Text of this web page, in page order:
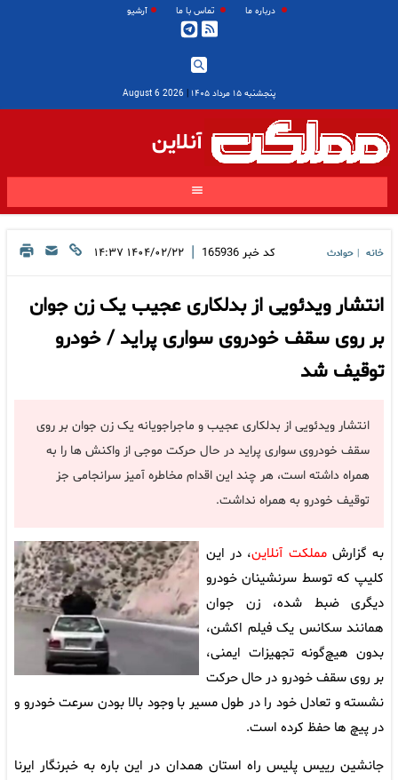
درباره ما تماس با ما آرشیو
پنجشنبه ۱۵ مرداد ۱۴۰۵ |
2026 August 6
آنلاین
خانه حوادث کد خبر 165936
| ۱۴۰۴/۰۲/۲۲ ۱۴:۳۷
انتشار ویدئویی از بدلکاری عجیب یک زن جوان
بر روی سقف خودروی سواری پراید / خودرو
توقیف شد
انتشار ویدئویی از بدلکاری عجیب و ماجراجویانه یک زن جوان بر روی
سقف خودروی سواری پراید در حال حرکت موجی از واکنش ها را به
همراه داشته است، هر چند این اقدام مخاطره آمیز سرانجامی جز
توقیف خودرو به همراه نداشت.
به گزارشمملکت آنلاین، در این
کلیپ که توسط سرنشینان خودرو
دیگری ضبط شده، زن جوان
همانند سکانس یک فیلم اکشن،
بدون هیچ‌گونه تجهیزات ایمنی،
بر روی سقف خودرو در حال حرکت
نشسته و تعادل خود را در طول مسیر با وجود بالا بودن سرعت خودرو و
در پیچ ها حفظ کرده است.
جانشین رییس پلیس راه استان همدان در این باره به خبرنگار ایرنا